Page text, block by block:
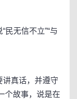
无信不立”“与
真话，并遵守
个故事，说是在